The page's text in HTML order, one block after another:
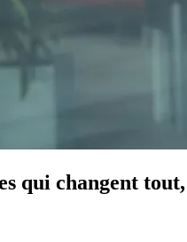
qui changent tout,